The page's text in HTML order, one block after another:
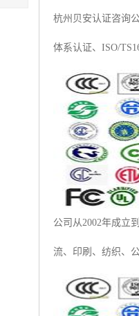
杭州贝安认证咨询
体系认证、ISO/
公司从2002年成立
流、印刷、纺织、